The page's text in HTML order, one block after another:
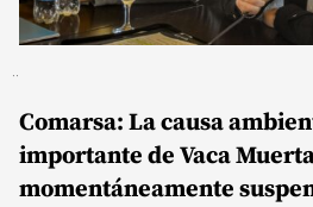
Comarsa: La causa
importante de Vaca
momentáneamente